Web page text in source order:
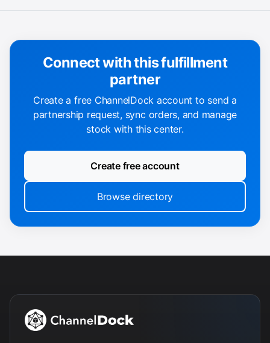
Connect with this fulfillment
partner
Create a free ChannelDock account to send a
partnership request, sync orders, and manage
stock with this center.
Create free account
Browse directory